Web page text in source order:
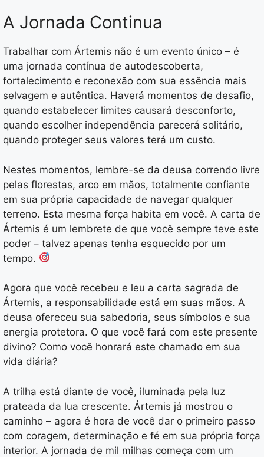
A Jornada Continua
Trabalhar com Ártemis não é um evento único – é
uma jornada contínua de autodescoberta,
fortalecimento e reconexão com sua essência mais
selvagem e autêntica. Haverá momentos de desafio,
quando estabelecer limites causará desconforto,
quando escolher independência parecerá solitário,
quando proteger seus valores terá um custo.
Nestes momentos, lembre-se da deusa correndo livre
pelas florestas, arco em mãos, totalmente confiante
em sua própria capacidade de navegar qualquer
terreno. Esta mesma força habita em você. A carta de
Ártemis é um lembrete de que você sempre teve este
poder – talvez apenas tenha esquecido por um
tempo.
Agora que você recebeu e leu a carta sagrada de
Ártemis, a responsabilidade está em suas mãos. A
deusa ofereceu sua sabedoria, seus símbolos e sua
energia protetora. O que você fará com este presente
divino? Como você honrará este chamado em sua
vida diária?
A trilha está diante de você, iluminada pela luz
prateada da lua crescente. Ártemis já mostrou o
caminho – agora é hora de você dar o primeiro passo
com coragem, determinação e fé em sua própria força
interior. A jornada de mil milhas começa com um